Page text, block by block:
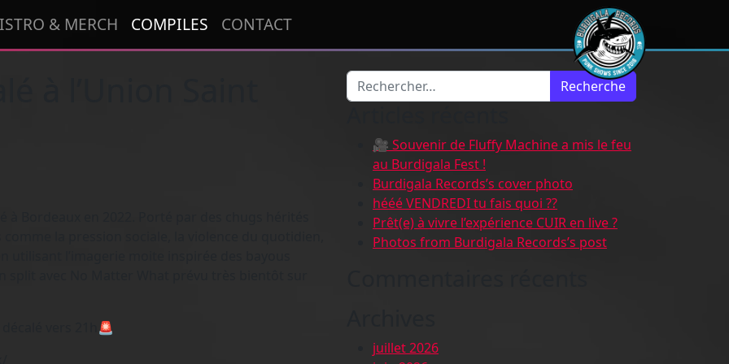
& MERCH COMPILES CONTACT
à l’Union Saint
Bordeaux en 2022. Porté par des chugs hérités
la pression sociale, la violence du quotidien,
l’imagerie moite inspirée des bayous
avec No Matter What prévu très bientôt sur
vers 21h🚨
Recherche pour :
🎥 Souvenir de Fluffy Machine a mis le feu
au Burdigala Fest !
Burdigala Records’s cover photo
hééé VENDREDI tu fais quoi ??
Prêt(e) à vivre l’expérience CUIR en live ?
Photos from Burdigala Records’s post
juillet 2026